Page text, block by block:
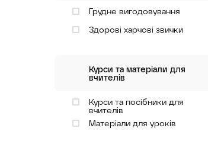
Грудне вигодовування
Здорові харчові звички
Курси та матеріали для
вчителів
Курси та посібники для
вчителів
Матеріали для уроків